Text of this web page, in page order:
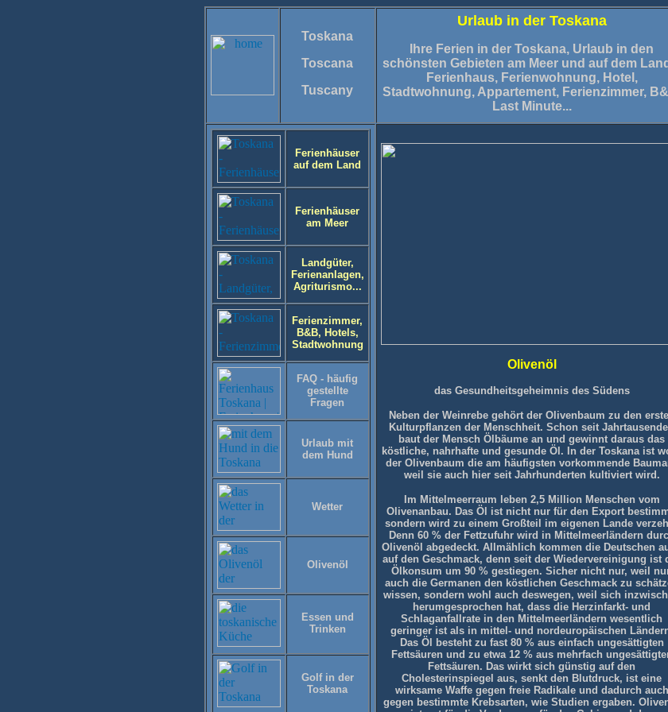
Toskana
Toscana
Tuscany
Urlaub in der Toskana
Ihre Ferien in der Toskana, Urlaub in den
schönsten Gebieten am Meer und auf dem
Ferienhaus, Ferienwohnung, Hotel,
Stadtwohnung, Appartement, Ferienzimmer,
Last Minute...
Ferienhäuser
auf dem Land
Ferienhäuser
am Meer
Landgüter,
Ferienanlagen,
Agriturismo...
Ferienzimmer,
B&B, Hotels,
Stadtwohnung
FAQ - häufig
gestellte
Fragen
Urlaub mit
dem Hund
Wetter
Olivenöl
Essen und
Trinken
Golf in der
Toskana
Olivenöl
das Gesundheitsgeheimnis des Südens
Neben der Weinrebe gehört der Olivenbaum zu den
Kulturpflanzen der Menschheit. Schon seit
baut der Mensch Ölbäume an und gewinnt daraus das
köstliche, nahrhafte und gesunde Öl. In der Toskana ist
der Olivenbaum die am häufigsten vorkommende
weil sie auch hier seit Jahrhunderten kultiviert wird.
Im Mittelmeerraum leben 2,5 Million Menschen vom
Olivenanbau. Das Öl ist nicht nur für den Export
sondern wird zu einem Großteil im eigenen Lande
Denn 60 % der Fettzufuhr wird in Mittelmeerländern
Olivenöl abgedeckt. Allmählich kommen die Deutschen
auf den Geschmack, denn seit der Wiedervereinigung ist
Ölkonsum um 90 % gestiegen. Sicher nicht nur, weil
auch die Germanen den köstlichen Geschmack zu
wissen, sondern wohl auch deswegen, weil sich
herumgesprochen hat, dass die Herzinfarkt- und
Schlaganfallrate in den Mittelmeerländern wesentlich
geringer ist als in mittel- und nordeuropäischen
Das Öl besteht zu fast 80 % aus einfach ungesättigten
Fettsäuren und zu etwa 12 % aus mehrfach
Fettsäuren. Das wirkt sich günstig auf den
Cholesterinspiegel aus, senkt den Blutdruck, ist eine
wirksame Waffe gegen freie Radikale und dadurch auch
gegen bestimmte Krebsarten, wie Studien ergaben.